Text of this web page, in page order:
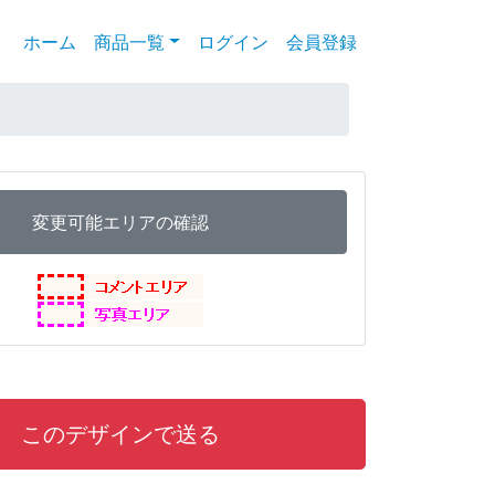
ホーム (current)
商品一覧 ログイン 会員登録